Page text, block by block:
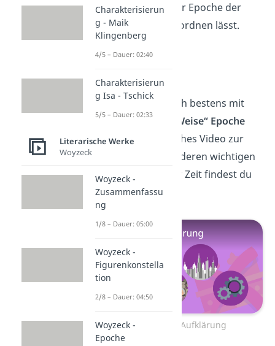
Werk daher der Epoche der
Aufklärung zuordnen lässt.
Jetzt kennst du dich bestens mit
der„Nathan der Weise“ Epoche
aus. Ein ausführliches Video zur
Aufklärung mit anderen wichtigen
Werken aus dieser Zeit findest du
hier.
Zum Video: Aufklärung
Charakterisierun
g - Maik
Klingenberg
4/5 – Dauer: 02:40
Charakterisierun
g Isa - Tschick
5/5 – Dauer: 02:33
Literarische Werke
Woyzeck
Woyzeck -
Zusammenfassu
ng
1/8 – Dauer: 05:00
Woyzeck -
Figurenkonstella
tion
2/8 – Dauer: 04:50
Woyzeck -
Epoche